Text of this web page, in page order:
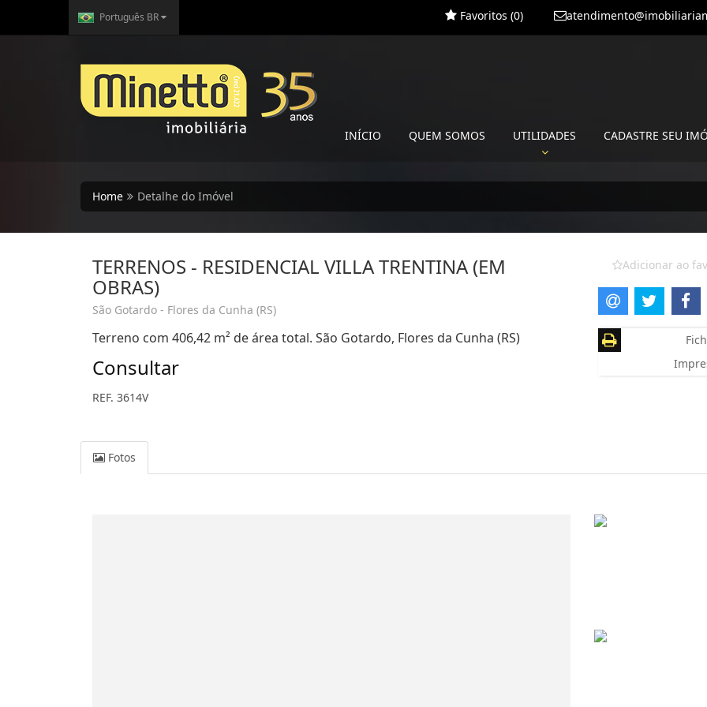
Português BR Favoritos (0)
INÍCIO QUEM SOMOS UTILIDADES CADASTRE SEU
Home Detalhe do Imóvel
TERRENOS - RESIDENCIAL VILLA TRENTINA (EM
OBRAS)
São Gotardo - Flores da Cunha (RS)
Terreno com 406,42 m² de área total. São Gotardo, Flores da Cunha (RS)
Consultar
REF. 3614V
Adicionar ao
Fotos